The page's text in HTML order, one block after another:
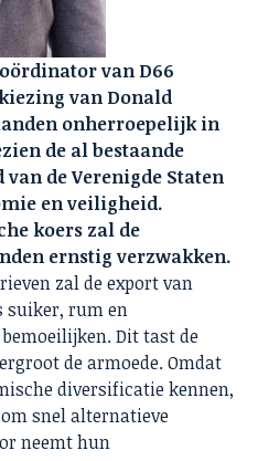
van D66
van Donald
onherroepelijk in
de al bestaande
de Verenigde Staten
en veiligheid.
koers zal de
ernstig verzwakken.
zal de export van
suiker, rum en
Dit tast de
de armoede. Omdat
diversificatie kennen,
snel alternatieve
neemt hun